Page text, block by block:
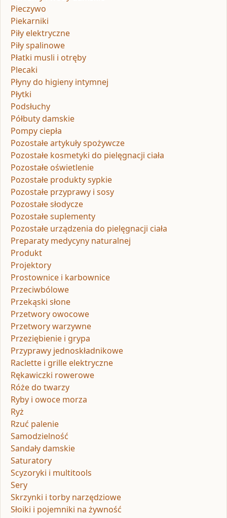
Pieczywo
Piekarniki
Piły elektryczne
Piły spalinowe
Płatki musli i otręby
Plecaki
Płyny do higieny intymnej
Płytki
Podsłuchy
Półbuty damskie
Pompy ciepła
Pozostałe artykuły spożywcze
Pozostałe kosmetyki do pielęgnacji ciała
Pozostałe oświetlenie
Pozostałe produkty sypkie
Pozostałe przyprawy i sosy
Pozostałe słodycze
Pozostałe suplementy
Pozostałe urządzenia do pielęgnacji ciała
Preparaty medycyny naturalnej
Produkt
Projektory
Prostownice i karbownice
Przeciwbólowe
Przekąski słone
Przetwory owocowe
Przetwory warzywne
Przeziębienie i grypa
Przyprawy jednoskładnikowe
Raclette i grille elektryczne
Rękawiczki rowerowe
Róże do twarzy
Ryby i owoce morza
Ryż
Rzuć palenie
Samodzielność
Sandały damskie
Saturatory
Scyzoryki i multitools
Sery
Skrzynki i torby narzędziowe
Słoiki i pojemniki na żywność